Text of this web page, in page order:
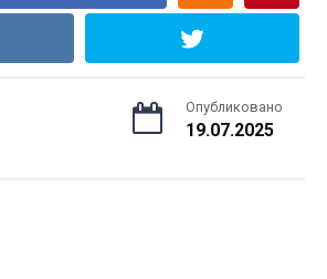
Опубликовано
19.07.2025